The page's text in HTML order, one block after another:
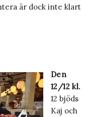
är dock inte klart
Den
12/12 kl.
12 bjöds
Kaj och